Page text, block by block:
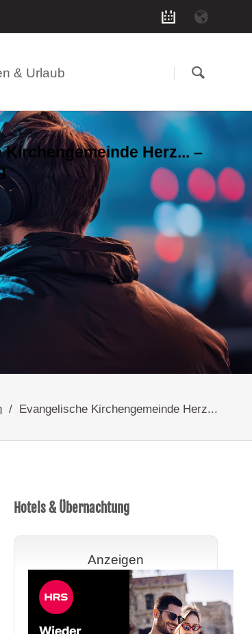
& Urlaub
Herz... –
Evangelische Kirchengemeinde Herz...
Hotels & Übernachtung
Anzeigen